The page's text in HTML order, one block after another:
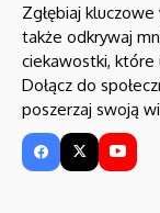
Zgłębiaj
także odkrywaj
ciekawostki, które
Dołącz do
poszerzaj swoją